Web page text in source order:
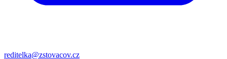
reditelka@zstovacov.cz